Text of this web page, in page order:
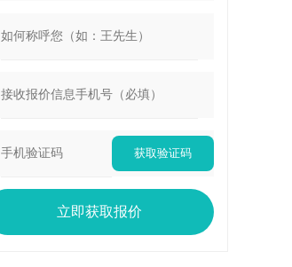
获取验证码
立即获取报价